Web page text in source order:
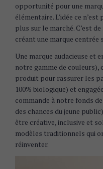
opportunité pour une
élémentaire. L’idée ce
plus sur le marché. C’est
créant une marque centrée
Une marque audacieuse et
notre gamme de couleurs),
produit pour rassurer les
100% biologique) et
commande à notre fonds
des chances du jeune
être créative, inclusive et
modèles traditionnels qui
réinventer.